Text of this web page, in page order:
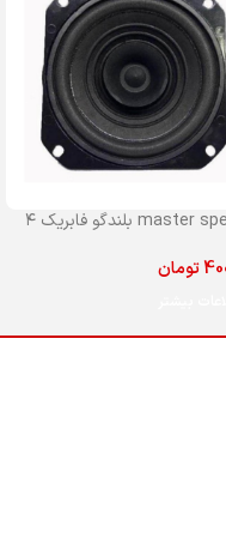
master speaker بلندگو فابریک ۴
تومان